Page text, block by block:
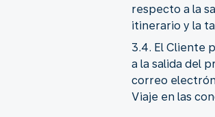
respecto a la
itinerario y la
3.4. El Cliente
a la salida del
correo
Viaje en las